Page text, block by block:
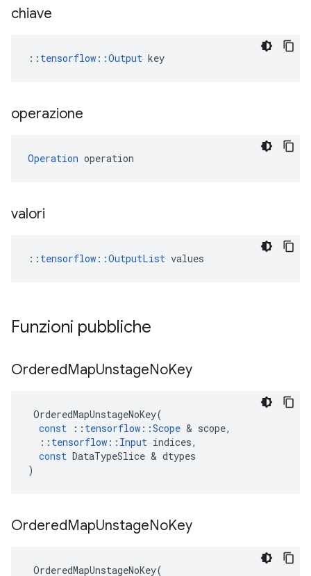
chiave
:: tensorflow::Output key
operazione
Operation operation
valori
:: tensorflow::OutputList values
Funzioni pubbliche
OrderedMapUnstageNoKey
OrderedMapUnstageNoKey(
const
:: tensorflow ::Scope & scope,
:: tensorflow :: Input indices,
const DataTypeSlice & dtypes
)
OrderedMapUnstageNoKey
OrderedMapUnstageNoKey(